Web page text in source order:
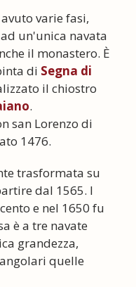
varie fasi,
un'unica navata
il monastero. È
di Segna di
il chiostro
.
san Lorenzo di
1476.
trasformata su
dal 1565. I
e nel 1650 fu
è a tre navate
grandezza,
quelle